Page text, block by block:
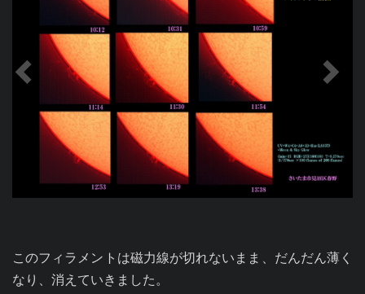
このフィラメントは磁力線が切れないまま、だんだん薄く
なり、消えていきました。